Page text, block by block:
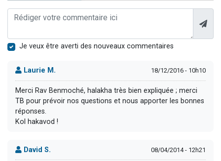
Je veux être averti des nouveaux commentaires
Laurie M. 18/12/2016 - 10h10
Merci Rav Benmoché, halakha très bien expliquée ; merci
TB pour prévoir nos questions et nous apporter les bonnes
réponses.
Kol hakavod !
David S. 08/04/2014 - 12h21